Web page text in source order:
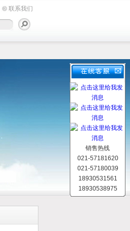
联系我们
销售热线
021-57181620
021-57180039
18930531561
18930538975